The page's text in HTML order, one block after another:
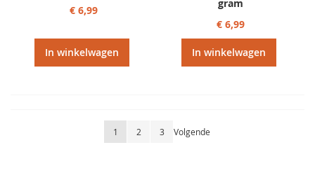
€ 6,99
In winkelwagen
gram
€ 6,99
In winkelwagen
Pagina
U lees momenteel pagina
1 Pagina
2 Pagina
3 Pagina
Volgende